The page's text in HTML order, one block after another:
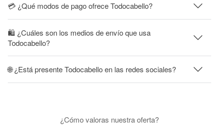
💳 ¿Qué modos de pago ofrece Todocabello?
🛍 ¿Cuáles son los medios de envío que usa
Todocabello?
🌐 ¿Está presente Todocabello en las redes sociales?
¿Cómo valoras nuestra oferta?